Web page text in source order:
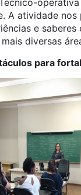
A atividade nos
e saberes
diversas
para